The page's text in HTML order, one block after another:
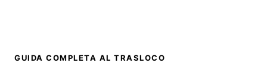
GUIDA COMPLETA AL TRASLOCO